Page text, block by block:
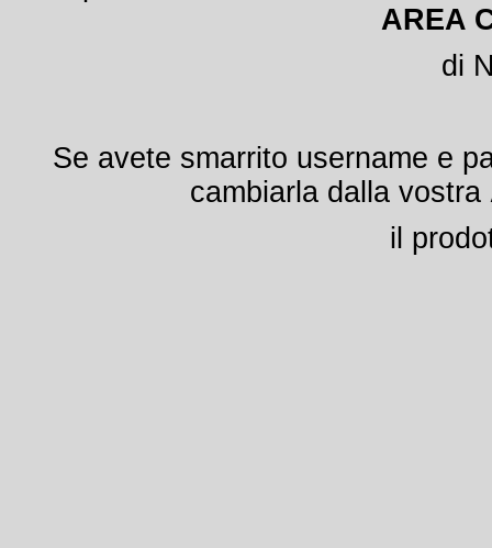
AREA
di
Se avete smarrito username e
cambiarla dalla vostra
il